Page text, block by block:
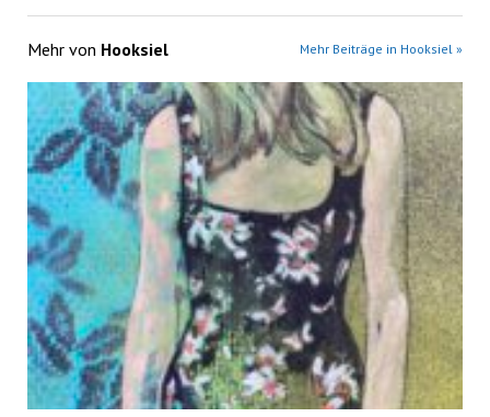
Mehr von Hooksiel Mehr Beiträge in Hooksiel »